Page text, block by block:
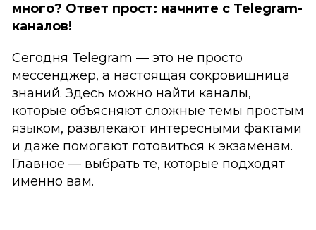
много? Ответ прост: начните с Telegram-
каналов!
Сегодня Telegram — это не просто
мессенджер, а настоящая сокровищница
знаний. Здесь можно найти каналы,
которые объясняют сложные темы простым
языком, развлекают интересными фактами
и даже помогают готовиться к экзаменам.
Главное — выбрать те, которые подходят
именно вам.